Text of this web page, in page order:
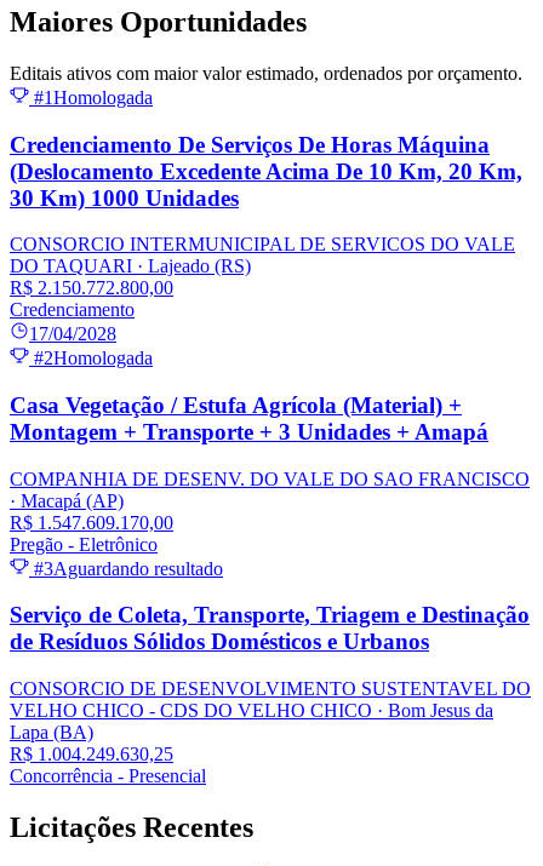
Maiores Oportunidades
Editais ativos com maior valor estimado, ordenados por orçamento.
#1Homologada
Credenciamento De Serviços De Horas Máquina
(Deslocamento Excedente Acima De 10 Km, 20 Km,
30 Km) 1000 Unidades
CONSORCIO INTERMUNICIPAL DE SERVICOS DO VALE
DO TAQUARI · Lajeado (RS)
R$ 2.150.772.800,00
Credenciamento
17/04/2028
#2Homologada
Casa Vegetação / Estufa Agrícola (Material) +
Montagem + Transporte + 3 Unidades + Amapá
COMPANHIA DE DESENV. DO VALE DO SAO FRANCISCO
· Macapá (AP)
R$ 1.547.609.170,00
Pregão - Eletrônico
#3Aguardando resultado
Serviço de Coleta, Transporte, Triagem e Destinação
de Resíduos Sólidos Domésticos e Urbanos
CONSORCIO DE DESENVOLVIMENTO SUSTENTAVEL DO
VELHO CHICO - CDS DO VELHO CHICO · Bom Jesus da
Lapa (BA)
R$ 1.004.249.630,25
Concorrência - Presencial
Licitações Recentes